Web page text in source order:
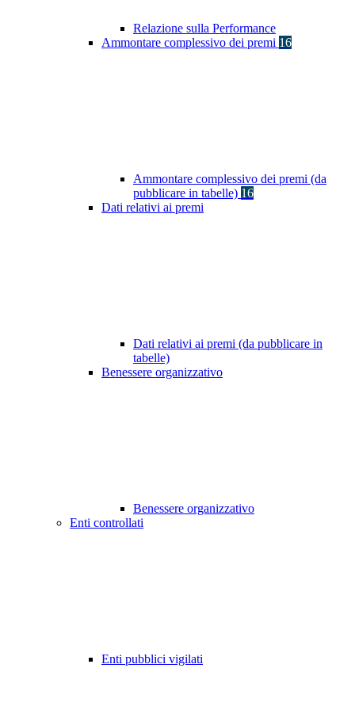
Relazione sulla Performance
Ammontare complessivo dei premi 16
Ammontare complessivo dei premi (da
pubblicare in tabelle) 16
Dati relativi ai premi
Dati relativi ai premi (da pubblicare in
tabelle)
Benessere organizzativo
Benessere organizzativo
Enti controllati
Enti pubblici vigilati